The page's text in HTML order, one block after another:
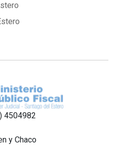
4504982
y Chaco